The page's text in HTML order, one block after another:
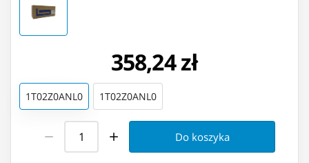
358,24 zł
1T02Z0ANL0 1T02Z0ANL0
Do koszyka